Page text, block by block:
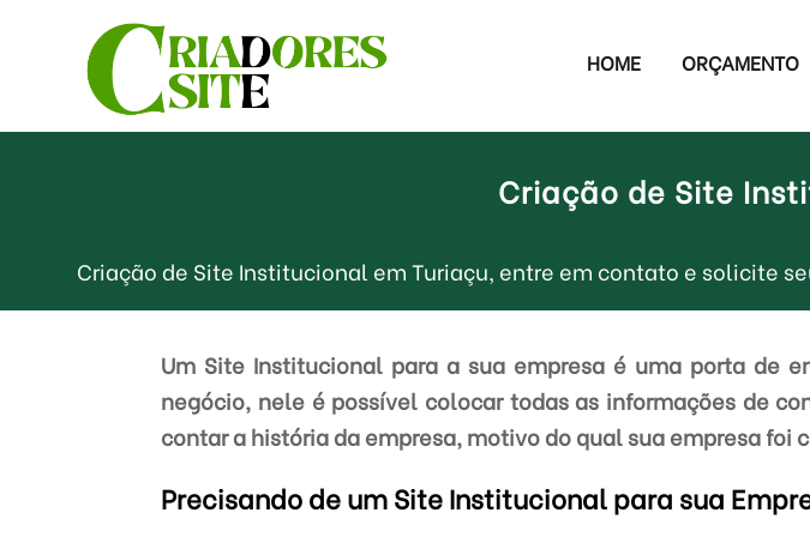
HOME ORÇAMENTO
Criação de Site
Criação de Site Institucional em Turiaçu, entre em contato e solicite
Um Site Institucional para a sua empresa é uma porta de
negócio, nele é possível colocar todas as informações de
contar a história da empresa, motivo do qual sua empresa foi
Precisando de um Site Institucional para sua